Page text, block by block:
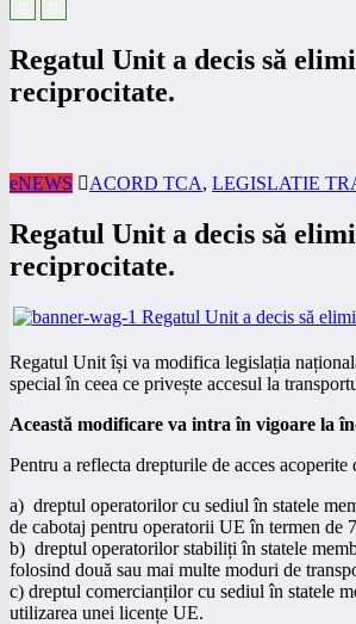
Regatul Unit a decis să
reciprocitate.
eNEWS ACORD TCA, LEGISLATIE
Regatul Unit a decis să
reciprocitate.
Regatul Unit își va modifica legislația
special în ceea ce privește accesul la
Această modificare va intra în vigoare la
Pentru a reflecta drepturile de acces
a) dreptul operatorilor cu sediul în statele
de cabotaj pentru operatorii UE în termen de
b) dreptul operatorilor stabiliți în statele
folosind două sau mai multe moduri de
c) dreptul comercianților cu sediul în statele
utilizarea unei licențe UE.